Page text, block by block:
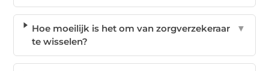
Hoe moeilijk is het om van zorgverzekeraar
te wisselen?
▼